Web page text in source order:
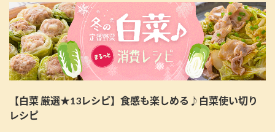
【白菜 厳選★13レシピ】食感も楽しめる♪白菜使い切り
レシピ